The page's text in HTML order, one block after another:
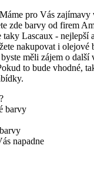
pro Vás
zde barvy od firem
taky Lascaux - nejlepší
nakupovat i olejové
měli zájem o další
to bude vhodné,
barvy
napadne